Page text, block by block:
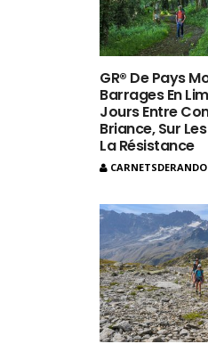
GR® De Pays
Barrages En
Jours Entre
Briance, Sur
La Résistance
CARNETSDERANDO